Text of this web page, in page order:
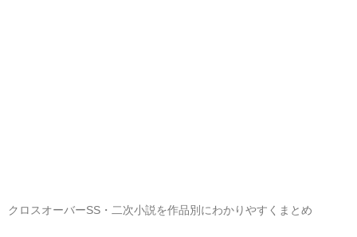
クロスオーバーSS・二次小説を作品別にわかりやすくまとめ